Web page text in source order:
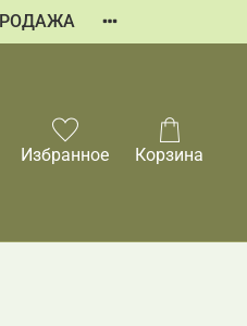
Избранное Корзина